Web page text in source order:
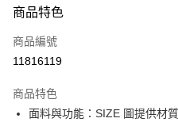
信用卡一次付款
超商取貨付款
Apple Pay
商品特色
商品編號
11816119
商品特色
面料與功能：SIZE 圖提供材